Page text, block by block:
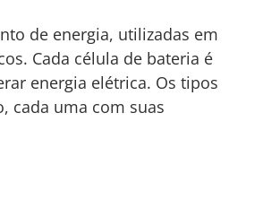
de energia, utilizadas em
Cada célula de bateria é
energia elétrica. Os tipos
cada uma com suas